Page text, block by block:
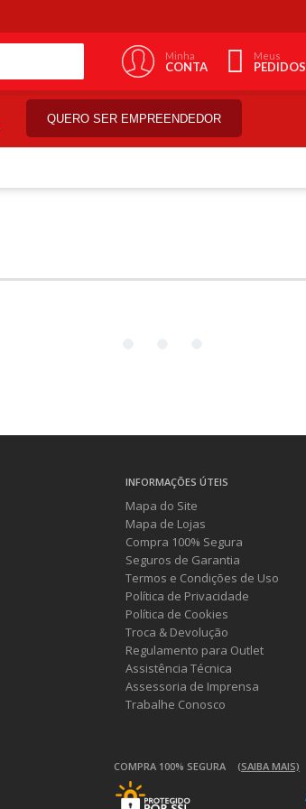
Minha
CONTA
Meus
PEDIDOS
QUERO SER EMPREENDEDOR
INFORMAÇÕES ÚTEIS
Mapa do Site
Mapa de Lojas
Compra 100% Segura
Seguros de Garantia
Termos e Condições de Uso
Política de Privacidade
Política de Cookies
Troca & Devolução
Regulamento para Outlet
Assistência Técnica
Assessoria de Imprensa
Trabalhe Conosco
COMPRA 100% SEGURA (SAIBA MAIS)